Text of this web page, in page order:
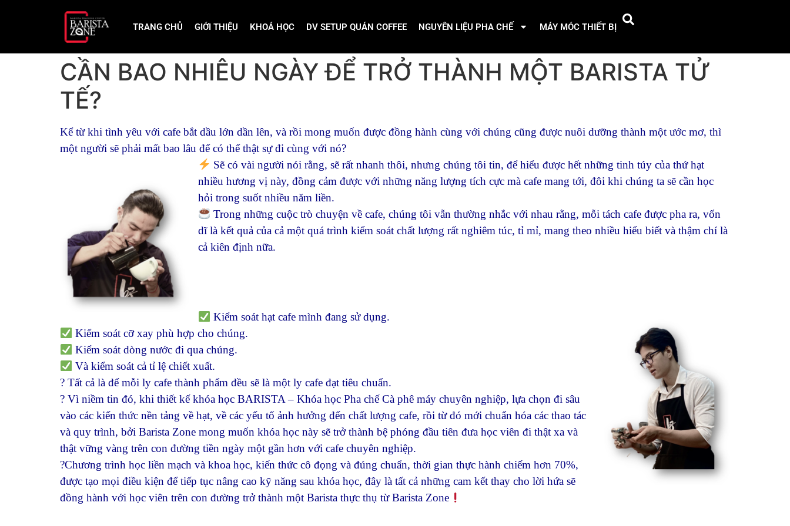
TRANG CHỦ GIỚI THIỆU KHOÁ HỌC DV SETUP QUÁN COFFEE NGUYÊN LIỆU PHA CHẾ MÁY MÓC THIẾT BỊ
CẦN BAO NHIÊU NGÀY ĐỂ TRỞ THÀNH MỘT BARISTA TỬ
TẾ?
Kể từ khi tình yêu với cafe bắt dầu lớn dần lên, và rồi mong muốn được đồng hành cùng với chúng cũng được nuôi dưỡng thành một ước mơ, thì
một người sẽ phải mất bao lâu để có thể thật sự đi cùng với nó?
Sẽ có vài người nói rằng, sẽ rất nhanh thôi, nhưng chúng tôi tin, để hiểu được hết những tinh túy của thứ hạt
nhiều hương vị này, đồng cảm được với những năng lượng tích cực mà cafe mang tới, đôi khi chúng ta sẽ cần học
hỏi trong suốt nhiều năm liền.
Trong những cuộc trò chuyện về cafe, chúng tôi vẫn thường nhắc với nhau rằng, mỗi tách cafe được pha ra, vốn
dĩ là kết quả của cả một quá trình kiểm soát chất lượng rất nghiêm túc, tỉ mỉ, mang theo nhiều hiểu biết và thậm chí là
cả kiên định nữa.
Kiểm soát hạt cafe mình đang sử dụng.
Kiểm soát cỡ xay phù hợp cho chúng.
Kiểm soát dòng nước đi qua chúng.
Và kiểm soát cả tỉ lệ chiết xuất.
? Tất cả là để mỗi ly cafe thành phẩm đều sẽ là một ly cafe đạt tiêu chuẩn.
? Vì niềm tin đó, khi thiết kế khóa học BARISTA – Khóa học Pha chế Cà phê máy chuyên nghiệp, lựa chọn đi sâu
vào các kiến thức nền tảng về hạt, về các yếu tố ảnh hưởng đến chất lượng cafe, rồi từ đó mới chuẩn hóa các thao tác
và quy trình, bởi Barista Zone mong muốn khóa học này sẽ trở thành bệ phóng đầu tiên đưa học viên đi thật xa và
thật vững vàng trên con đường tiền ngày một gần hơn với cafe chuyên nghiệp.
?Chương trình học liền mạch và khoa học, kiến thức cô đọng và đúng chuẩn, thời gian thực hành chiếm hơn 70%,
được tạo mọi điều kiện để tiếp tục nâng cao kỹ năng sau khóa học, đây là tất cả những cam kết thay cho lời hứa sẽ
đồng hành với học viên trên con đường trở thành một Barista thực thụ từ Barista Zone